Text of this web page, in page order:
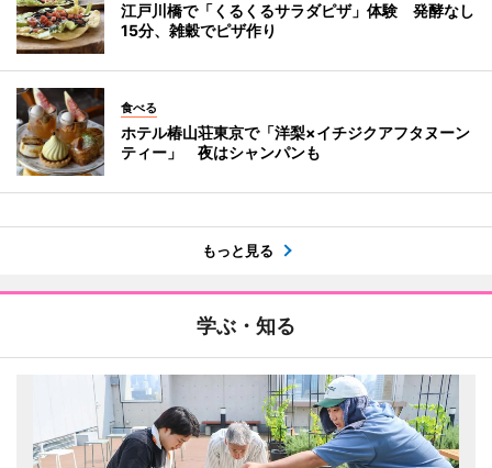
江戸川橋で「くるくるサラダピザ」体験 発酵なし
15分、雑穀でピザ作り
食べる
ホテル椿山荘東京で「洋梨×イチジクアフタヌーン
ティー」 夜はシャンパンも
もっと見る
学ぶ・知る